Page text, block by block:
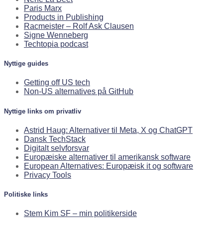
Paris Marx
Products in Publishing
Racmeister – Rolf Ask Clausen
Signe Wenneberg
Techtopia podcast
Nyttige guides
Getting off US tech
Non-US alternatives på GitHub
Nyttige links om privatliv
Astrid Haug: Alternativer til Meta, X og ChatGPT
Dansk TechStack
Digitalt selvforsvar
Europæiske alternativer til amerikansk software
European Alternatives: Europæisk it og software
Privacy Tools
Politiske links
Stem Kim SF – min politikerside